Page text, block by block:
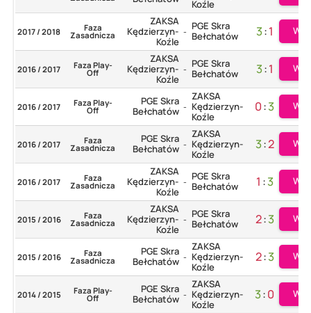
Koźle
2017 / 2018 Faza
Zasadnicza
ZAKSA
Kędzierzyn-
Koźle
- PGE Skra
Bełchatów
3:1
2016 / 2017 Faza Play-
Off
ZAKSA
Kędzierzyn-
Koźle
- PGE Skra
Bełchatów
3:1
2016 / 2017 Faza Play-
Off
PGE Skra
Bełchatów -
ZAKSA
Kędzierzyn-
Koźle
0:3
2016 / 2017 Faza
Zasadnicza
PGE Skra
Bełchatów -
ZAKSA
Kędzierzyn-
Koźle
3:2
2016 / 2017 Faza
Zasadnicza
ZAKSA
Kędzierzyn-
Koźle
- PGE Skra
Bełchatów
1 :3
2015 / 2016 Faza
Zasadnicza
ZAKSA
Kędzierzyn-
Koźle
- PGE Skra
Bełchatów
2:3
2015 / 2016 Faza
Zasadnicza
PGE Skra
Bełchatów -
ZAKSA
Kędzierzyn-
Koźle
2:3
2014 / 2015 Faza Play-
Off
PGE Skra
Bełchatów -
ZAKSA
Kędzierzyn-
Koźle
3:0